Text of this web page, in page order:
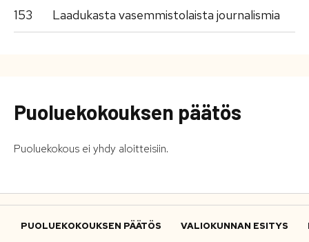
153 Laadukasta vasemmistolaista journalismia
Puoluekokouksen päätös
Puoluekokous ei yhdy aloitteisiin.
PUOLUEKOKOUKSEN PÄÄTÖS VALIOKUNNAN ESITYS